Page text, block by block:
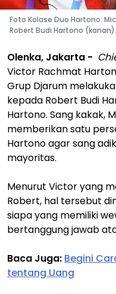
Foto Kolase Duo Hartono:
Robert Budi Hartono
Olenka, Jakarta -
Victor Rachmat
Grup Djarum
kepada Robert Budi
Hartono. Sang kakak,
memberikan satu
Hartono agar sang
mayoritas.
Menurut Victor yang
Robert, hal tersebut
siapa yang memiliki
bertanggung jawab
Baca Juga: Begini
tentang Uang